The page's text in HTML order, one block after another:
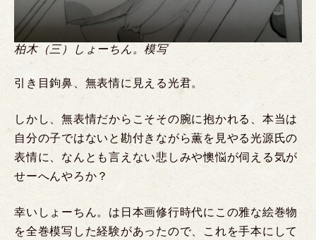
柏木（三）しょーちん。模写
引き目鉤鼻、無表情に見える光君。
しかし、無表情だからこそその腕に抱かれる、本当は
自分の子ではないと勘付きながら薫を見やる光源氏の
表情に、なんとも言えない悲しみや懊悩が伺える気が
せーへんやろか？
幸いしょーちん。は日本画修行時代にこの雅な絵巻物
を全巻模写した経験があったので、これを手本にして